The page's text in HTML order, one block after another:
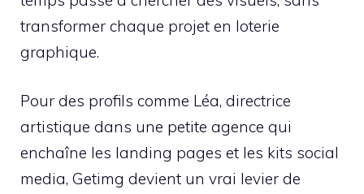
transformer chaque projet en loterie
graphique.
Pour des profils comme Léa, directrice
artistique dans une petite agence qui
enchaîne les landing pages et les kits social
media, Getimg devient un vrai levier de